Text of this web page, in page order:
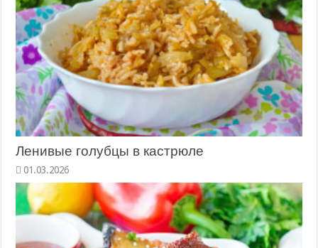
Ленивые голубцы в кастрюле
01.03.2026